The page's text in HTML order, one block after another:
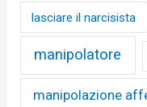
lasciare il narcisista
manipolatore
manipolazione